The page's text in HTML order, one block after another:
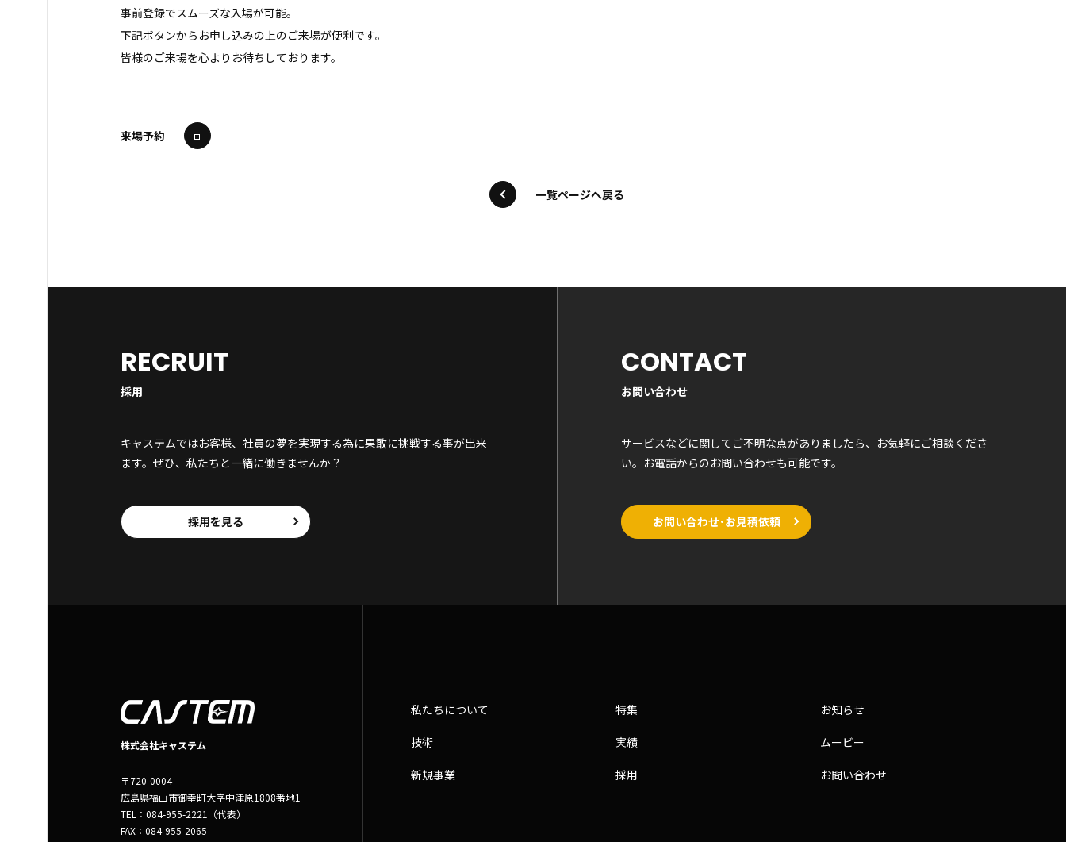
事前登録でスムーズな入場が可能。
下記ボタンからお申し込みの上のご来場が便利です。
皆様のご来場を心よりお待ちしております。
来場予約
一覧ページへ戻る
RECRUIT
採用
キャステムではお客様、社員の夢を実現する為に果敢に挑戦する事が出来
ます。ぜひ、私たちと一緒に働きませんか？
採用を見る
CONTACT
お問い合わせ
サービスなどに関してご不明な点がありましたら、お気軽にご相談くださ
い。お電話からのお問い合わせも可能です。
お問い合わせ･お見積依頼
株式会社キャステム
〒720-0004
広島県福山市御幸町大字中津原1808番地1
TEL：084-955-2221（代表）
FAX：084-955-2065
私たちについて
技術
新規事業
特集
実績
採用
お知らせ
ムービー
お問い合わせ